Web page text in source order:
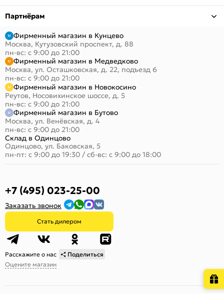
Партнёрам
Фирменный магазин в Кунцево
Москва, Кутузовский проспект, д. 88
пн-вс: с 9:00 до 21:00
Фирменный магазин в Медведково
Москва, ул. Осташковская, д. 22, подъезд 6
пн-вс: с 9:00 до 21:00
Фирменный магазин в Новокосино
Реутов, Носовихинское шоссе, д. 5
пн-вс: с 9:00 до 21:00
Фирменный магазин в Бутово
Москва, ул. Венёвская, д. 4
пн-вс: с 9:00 до 21:00
Склад в Одинцово
Одинцово, ул. Баковская, 5
пн-пт: с 9:00 до 19:30 / сб-вс: с 9:00 до 18:00
+7 (495) 023-25-00
Заказать звонок
Стать дилером
Расскажите о нас
Поделиться
Оцените магазин